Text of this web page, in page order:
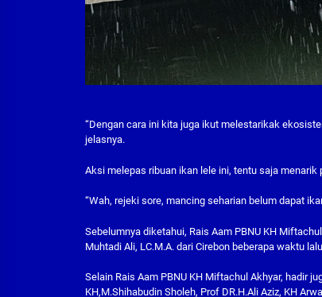
“Dengan cara ini kita juga ikut melestarikak
jelasnya.
Aksi melepas ribuan ikan lele ini, tentu saja
“Wah, rejeki sore, mancing seharian belum dapat
Sebelumnya diketahui, Rais Aam PBNU KH
Muhtadi Ali, LC.M.A. dari Cirebon beberapa waktu
Selain Rais Aam PBNU KH Miftachul Akhyar, hadir
KH,M.Shihabudin Sholeh, Prof DR.H.Ali Aziz, KH